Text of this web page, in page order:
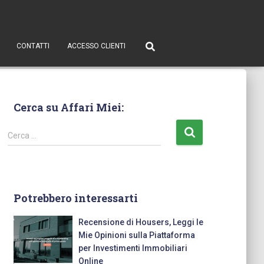
CONTATTI ACCESSO CLIENTI
Cerca su Affari Miei:
Cerca …
Potrebbero interessarti
Recensione di Housers, Leggi le
Mie Opinioni sulla Piattaforma
per Investimenti Immobiliari
Online